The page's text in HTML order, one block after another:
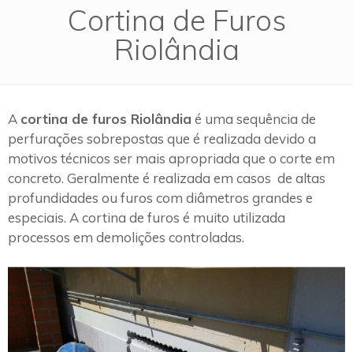
Cortina de Furos
Riolândia
A cortina de furos Riolândia é uma sequência de
perfurações sobrepostas que é realizada devido a
motivos técnicos ser mais apropriada que o corte em
concreto. Geralmente é realizada em casos de altas
profundidades ou furos com diâmetros grandes e
especiais. A cortina de furos é muito utilizada
processos em demolições controladas.